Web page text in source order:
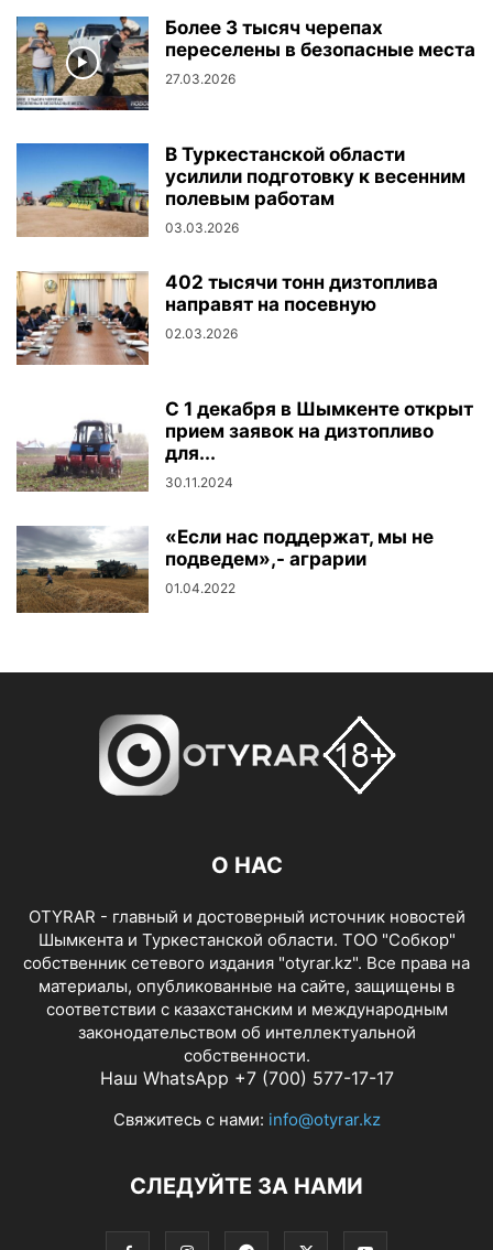
Более 3 тысяч черепах
переселены в безопасные места
27.03.2026
В Туркестанской области
усилили подготовку к весенним
полевым работам
03.03.2026
402 тысячи тонн дизтоплива
направят на посевную
02.03.2026
С 1 декабря в Шымкенте открыт
прием заявок на дизтопливо
для...
30.11.2024
«Если нас поддержат, мы не
подведем»,- аграрии
01.04.2022
О НАС
OTYRAR - главный и достоверный источник новостей
Шымкента и Туркестанской области. ТОО "Собкор"
собственник сетевого издания "otyrar.kz". Все права на
материалы, опубликованные на сайте, защищены в
соответствии с казахстанским и международным
законодательством об интеллектуальной
собственности.
Наш WhatsApp +7 (700) 577-17-17
Свяжитесь с нами: info@otyrar.kz
СЛЕДУЙТЕ ЗА НАМИ